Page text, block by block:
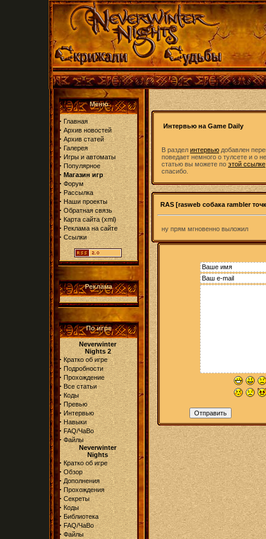
Меню
· Главная
· Архив новостей
· Архив статей
· Галерея
· Игры и автоматы
· Популярное
· Магазин игр
· Форум
· Рассылка
· Наши проекты
· Обратная связь
· Карта сайта(xml)
· Реклама на сайте
· Ссылки
Реклама
По игре
Neverwinter
Nights 2
· Кратко об игре
· Подробности
· Прохождение
· Все статьи
· Коды
· Превью
· Интервью
· Навыки
· FAQ/ЧаВо
· Файлы
Neverwinter
Nights
· Кратко об игре
· Обзор
· Дополнения
· Прохождения
· Секреты
· Коды
· Библиотека
· FAQ/ЧаВо
· Файлы
Интервью на Game Daily
В раздел интервью добавлен
поведает немного о тулсете и о
статью вы можете по этой ссылке
спасибо.
RAS [rasweb собака rambler
ну прям мгновенно выложил